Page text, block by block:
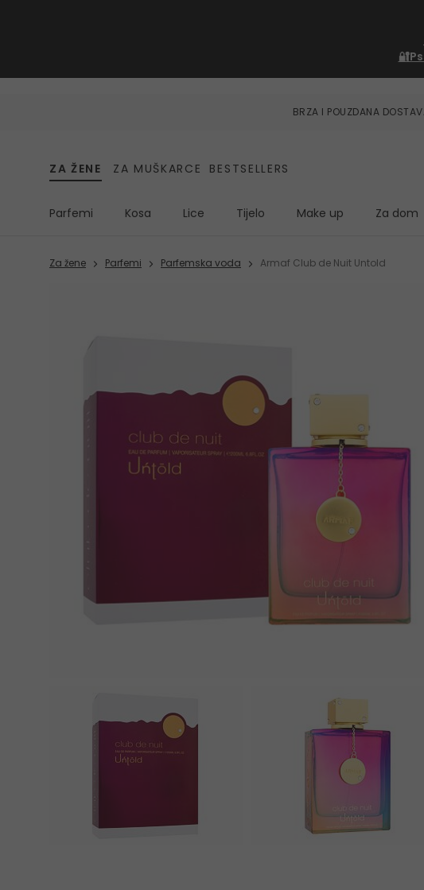
BRZA I POUZDANA
ZA ŽENE ZA MUŠKARCE BESTSELLERS
Parfemi Kosa Lice Tijelo Make up Za dom
Za žene Parfemi Parfemska voda Armaf Club de Nuit Untold